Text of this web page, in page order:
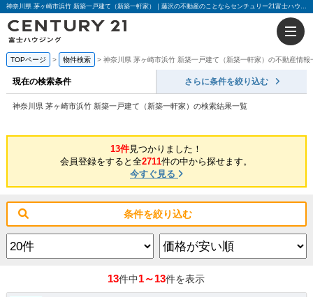
神奈川県 茅ヶ崎市浜竹 新築一戸建て（新築一軒家）｜藤沢の不動産のことならセンチュリー21富士ハウジング
TOPページ 物件検索 神奈川県 茅ヶ崎市浜竹 新築一戸建て（新築一軒家）の不動産情報
現在の検索条件 さらに条件を絞り込む
神奈川県 茅ヶ崎市浜竹 新築一戸建て（新築一軒家）の検索結果一覧
13件見つかりました！
会員登録をすると全2711件の中から探せます。
今すぐ見る
条件を絞り込む
13件中1～13件を表示